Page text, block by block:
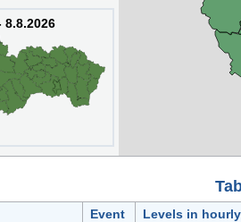
8.8.2026
Event
Levels in